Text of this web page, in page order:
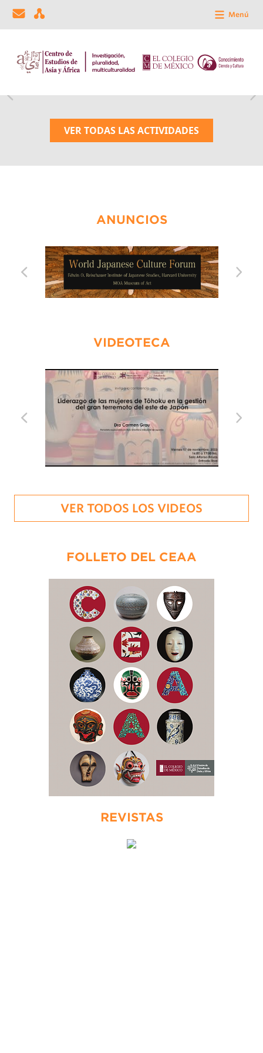
Menú
VER TODAS LAS ACTIVIDADES
ANUNCIOS
VIDEOTECA
VER TODOS LOS VIDEOS
FOLLETO DEL CEAA
REVISTAS